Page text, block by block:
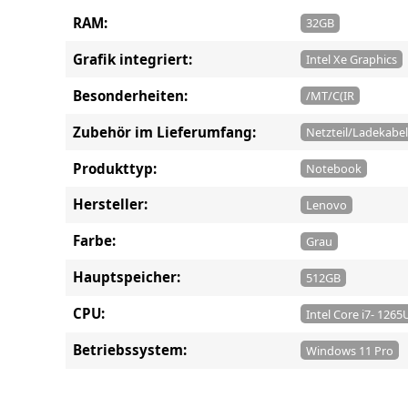
RAM: 32GB
Grafik integriert: Intel Xe Graphics
Besonderheiten: /MT/C(IR
Zubehör im Lieferumfang: Netzteil/Ladekabel
Produkttyp: Notebook
Hersteller: Lenovo
Farbe: Grau
Hauptspeicher: 512GB
CPU: Intel Core i7-
Betriebssystem: Windows 11 Pro